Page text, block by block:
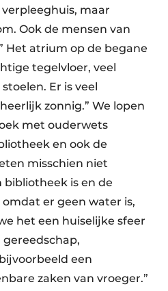
maar
Ook de mensen van
Het atrium op de begane
tegelvloer, veel
Er is veel
zonnig.” We lopen
met ouderwets
en ook de
misschien niet
bibliotheek is en de
er geen water is,
het een huiselijke sfeer
een
zaken van vroeger.”